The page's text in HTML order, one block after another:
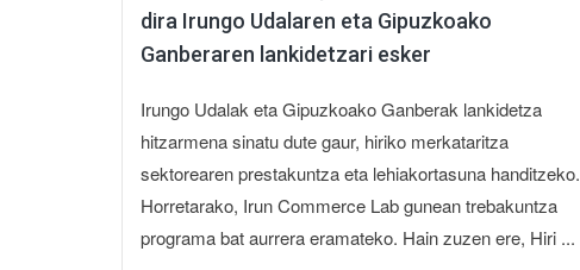
dira Irungo Udalaren eta Gipuzkoako
Ganberaren lankidetzari esker
Irungo Udalak eta Gipuzkoako Ganberak lankidetza
hitzarmena sinatu dute gaur, hiriko merkataritza
sektorearen prestakuntza eta lehiakortasuna handitzeko.
Horretarako, Irun Commerce Lab gunean trebakuntza
programa bat aurrera eramateko. Hain zuzen ere, Hiri ...